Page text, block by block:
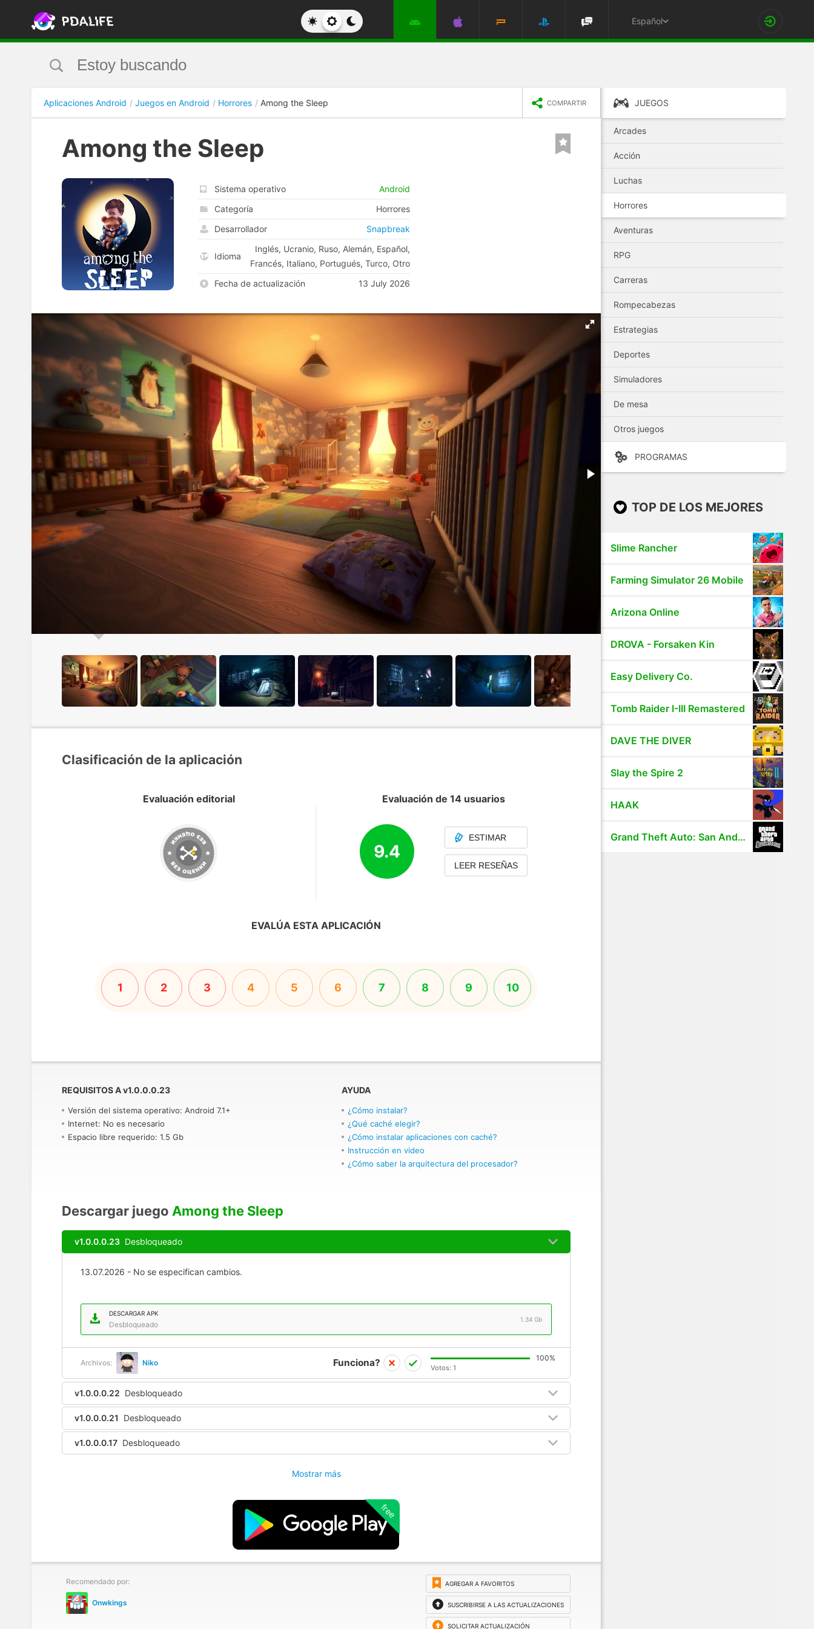
Español
Aplicaciones Android Juegos en Android Horrores Among the Sleep COMPARTIR
Among the Sleep
Sistema operativo
Android
Categoría
Horrores
Desarrollador
Snapbreak
Idioma
Inglés, Ucranio, Ruso, Alemán, Español,
Francés, Italiano, Portugués, Turco, Otro
Fecha de actualización
13 July 2026
Clasificación de la aplicación
Evaluación editorial Evaluación de 14 usuarios
9.4
ESTIMAR
LEER RESEÑAS
EVALÚA ESTA APLICACIÓN
1 2 3 4 5 6 7 8 9 10
REQUISITOS Av1.0.0.0.23
Versión del sistema operativo: Android 7.1+
Internet: No es necesario
Espacio libre requerido: 1.5 Gb
AYUDA
¿Cómo instalar?
¿Qué caché elegir?
¿Cómo instalar aplicaciones con caché?
Instrucción en video
¿Cómo saber la arquitectura del procesador?
Descargar juego Among the Sleep
v1.0.0.0.23 Desbloqueado
13.07.2026 - No se especifican cambios.
DESCARGAR APK
Desbloqueado
1.34 Gb
Archivos: Niko Funciona? 100%
Votos: 1
v1.0.0.0.22 Desbloqueado
v1.0.0.0.21 Desbloqueado
v1.0.0.0.17 Desbloqueado
Mostrar más
free
Recomendado por:
Onwkings
AGREGAR A FAVORITOS
SUSCRIBIRSE A LAS ACTUALIZACIONES
SOLICITAR ACTUALIZACIÓN
JUEGOS
Arcades
Acción
Luchas
Horrores
Aventuras
RPG
Carreras
Rompecabezas
Estrategias
Deportes
Simuladores
De mesa
Otros juegos
PROGRAMAS
TOP DE LOS MEJORES
Slime Rancher
Farming Simulator 26 Mobile
Arizona Online
DROVA - Forsaken Kin
Easy Delivery Co.
Tomb Raider I-III Remastered
DAVE THE DIVER
Slay the Spire 2
HAAK
Grand Theft Auto: San Andreas